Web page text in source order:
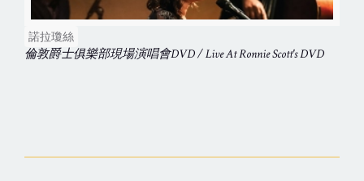
諾拉瓊絲
倫敦爵士俱樂部現場演唱會DVD / Live At Ronnie Scott's DVD